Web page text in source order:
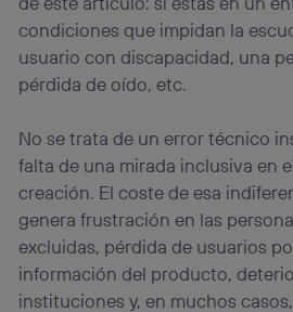
condiciones que impidan la
usuario con discapacidad, una
pérdida de oído, etc.
No se trata de un error técnico
falta de una mirada inclusiva en
creación. El coste de esa
genera frustración en las
excluidas, pérdida de usuarios
información del producto,
instituciones y, en muchos